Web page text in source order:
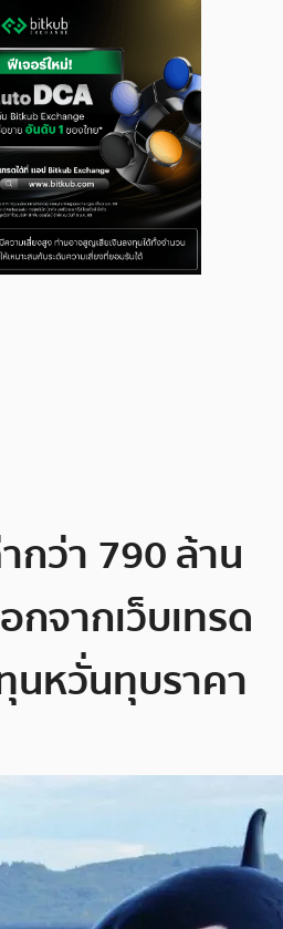
กว่า 790 ล้าน
จากเว็บเทรด
นหวั่นทุบราคา